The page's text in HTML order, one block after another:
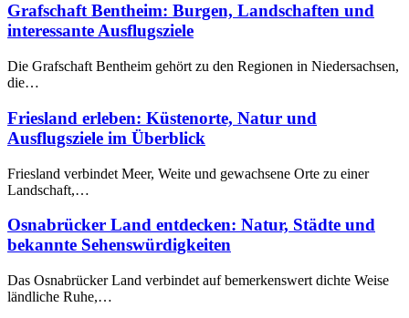
Grafschaft Bentheim: Burgen, Landschaften und
interessante Ausflugsziele
Die Grafschaft Bentheim gehört zu den Regionen in Niedersachsen,
die…
Friesland erleben: Küstenorte, Natur und
Ausflugsziele im Überblick
Friesland verbindet Meer, Weite und gewachsene Orte zu einer
Landschaft,…
Osnabrücker Land entdecken: Natur, Städte und
bekannte Sehenswürdigkeiten
Das Osnabrücker Land verbindet auf bemerkenswert dichte Weise
ländliche Ruhe,…